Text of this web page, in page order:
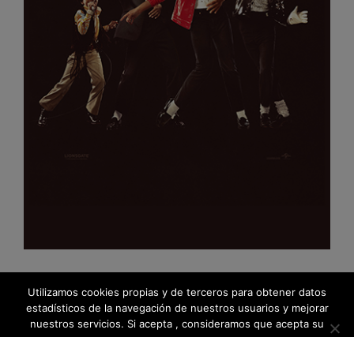
Utilizamos cookies propias y de terceros para obtener datos
estadísticos de la navegación de nuestros usuarios y mejorar
nuestros servicios. Si acepta , consideramos que acepta su